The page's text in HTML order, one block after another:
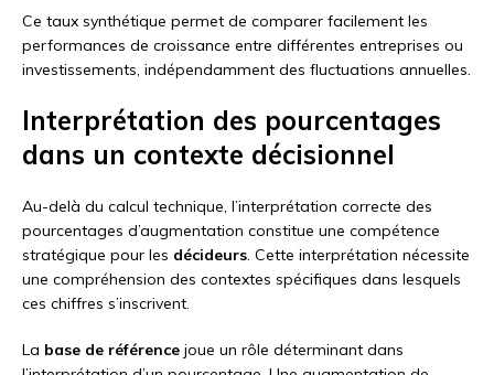
Ce taux synthétique permet de comparer facilement les
performances de croissance entre différentes entreprises ou
investissements, indépendamment des fluctuations annuelles.
Interprétation des pourcentages
dans un contexte décisionnel
Au-delà du calcul technique, l’interprétation correcte des
pourcentages d’augmentation constitue une compétence
stratégique pour les décideurs. Cette interprétation nécessite
une compréhension des contextes spécifiques dans lesquels
ces chiffres s’inscrivent.
La base de référence joue un rôle déterminant dans